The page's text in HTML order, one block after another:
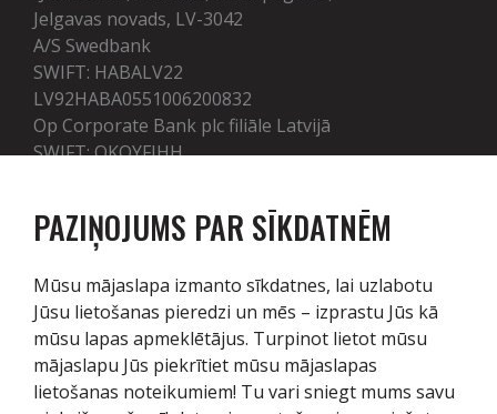
Jelgavas novads, LV-3042
A/S Swedbank
SWIFT: HABALV22
LV92HABA0551006200832
Op Corporate Bank plc filiāle Latvijā
SWIFT: OKOYFIHH
Pakalpojumi
Tehnika
Noliktava
PAZIŅOJUMS PAR SĪKDATNĒM
Mūsu mājaslapa izmanto sīkdatnes, lai uzlabotu
Jūsu lietošanas pieredzi un mēs – izprastu Jūs kā
mūsu lapas apmeklētājus. Turpinot lietot mūsu
mājaslapu Jūs piekrītiet mūsu mājaslapas
lietošanas noteikumiem! Tu vari sniegt mums savu